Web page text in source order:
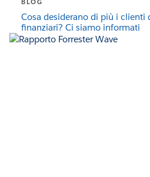
BLOG
Cosa desiderano di più i clienti
finanziari? Ci siamo informati